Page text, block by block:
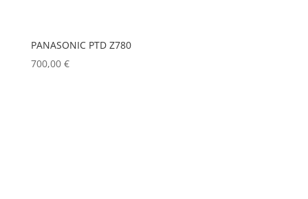
PANASONIC PTD Z780
700,00 €